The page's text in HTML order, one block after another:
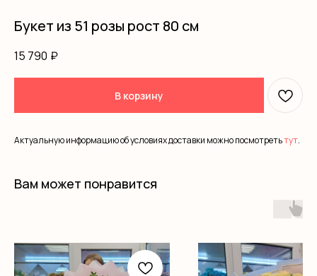
Букет из 51 розы рост 80 см
15 790 ₽
В корзину
Актуальную информацию об условиях доставки можно посмотретьтут.
Вам может понравится